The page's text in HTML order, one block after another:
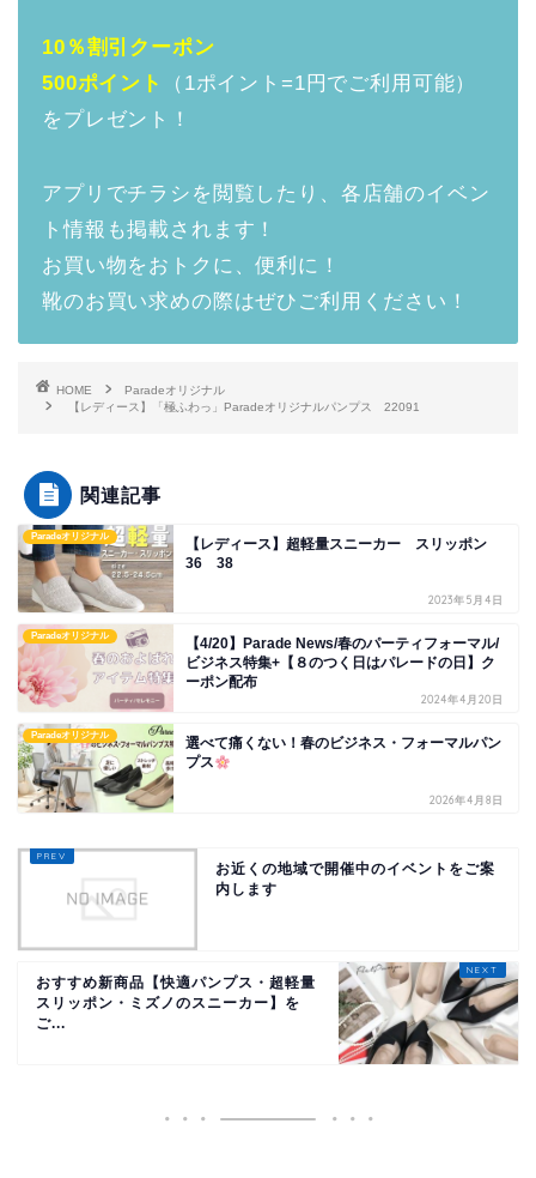
10％割引クーポン
500ポイント
（1ポイント=1円でご利用可能）
をプレゼント！
アプリでチラシを閲覧したり、各店舗のイベン
ト情報も掲載されます！
お買い物をおトクに、便利に！
靴のお買い求めの際はぜひご利用ください！
HOME
Paradeオリジナル
【レディース】「極ふわっ」Paradeオリジナルパンプス 22091
関連記事
Paradeオリジナル
【レディース】超軽量スニーカー スリッポン
36 38
2023年5月4日
Paradeオリジナル
【4/20】Parade News/春のパーティフォーマル/
ビジネス特集+【８のつく日はパレードの日】ク
ーポン配布
2024年4月20日
Paradeオリジナル
選べて痛くない！春のビジネス・フォーマルパン
プス
2026年4月8日
お近くの地域で開催中のイベントをご案
内します
おすすめ新商品【快適パンプス・超軽量
スリッポン・ミズノのスニーカー】を
ご...